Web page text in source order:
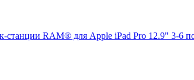
станции RAM® для Apple iPad Pro 12.9" 3-6